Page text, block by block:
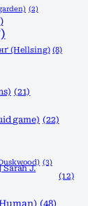
(2)
(Hellsing) (8)
(21)
game) (22)
(3)
Sarah J.
(12)
(48)